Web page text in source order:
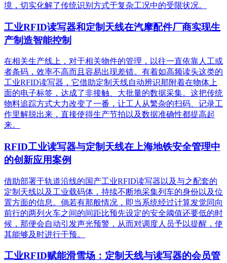
境，切实化解了传统识别方式于复杂工况中的受限状况。
工业RFID读写器和定制天线在汽摩配件厂商实现生
产制造智能控制
在相关生产线上，对于相关物件的管理，以往一直依靠人工或
者条码，效率不高而且容易出现差错。有着如高频读头这类的
工业RFID读写器，它借助定制天线自动辨识那附着在物体上
面的电子标签，达成了非接触、大批量的数据采集。这把传统
物料追踪方式大力改变了一番，让工人从繁杂的扫码、记录工
作里解脱出来，直接使得生产节拍以及数据准确性都提高起
来。
RFID工业读写器与定制天线在上海地铁安全管理中
的创新应用案例
借助部署于轨道沿线的国产工业RFID读写器以及与之配套的
定制天线以及工业载码体，持续不断地采集列车的身份以及位
置方面的信息。倘若有那般情况，即当系统经过计算发觉同向
前行的两列火车之间的间距比预先设定的安全阈值还要低的时
候，那便会自动引发声光预警，从而对调度人员予以提醒，使
其能够及时进行干预。
工业RFID赋能滑雪场：定制天线与读写器的会员管